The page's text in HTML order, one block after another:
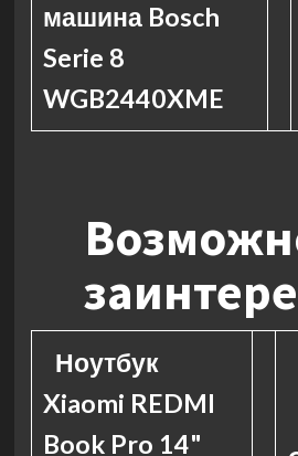
машина Bosch
Serie 8
WGB2440XME
Ноутбук
Xiaomi REDMI
Book Pro 14"